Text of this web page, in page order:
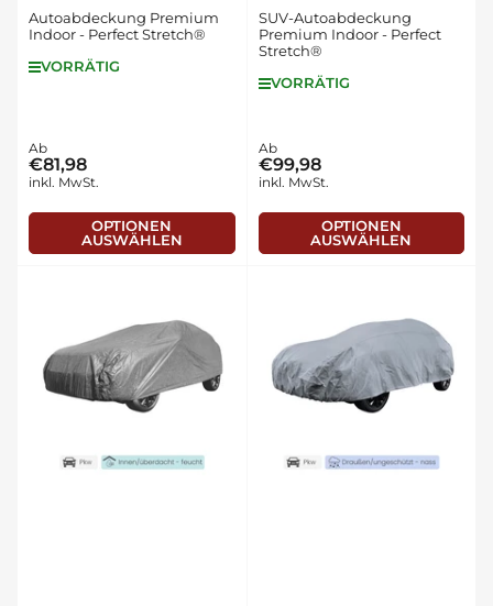
Autoabdeckung Premium
Indoor - Perfect Stretch®
VORRÄTIG
Normaler
Preis
Ab
€81,98
inkl. MwSt.
OPTIONEN
AUSWÄHLEN
SUV-Autoabdeckung
Premium Indoor - Perfect
Stretch®
VORRÄTIG
Normaler
Preis
Ab
€99,98
inkl. MwSt.
OPTIONEN
AUSWÄHLEN